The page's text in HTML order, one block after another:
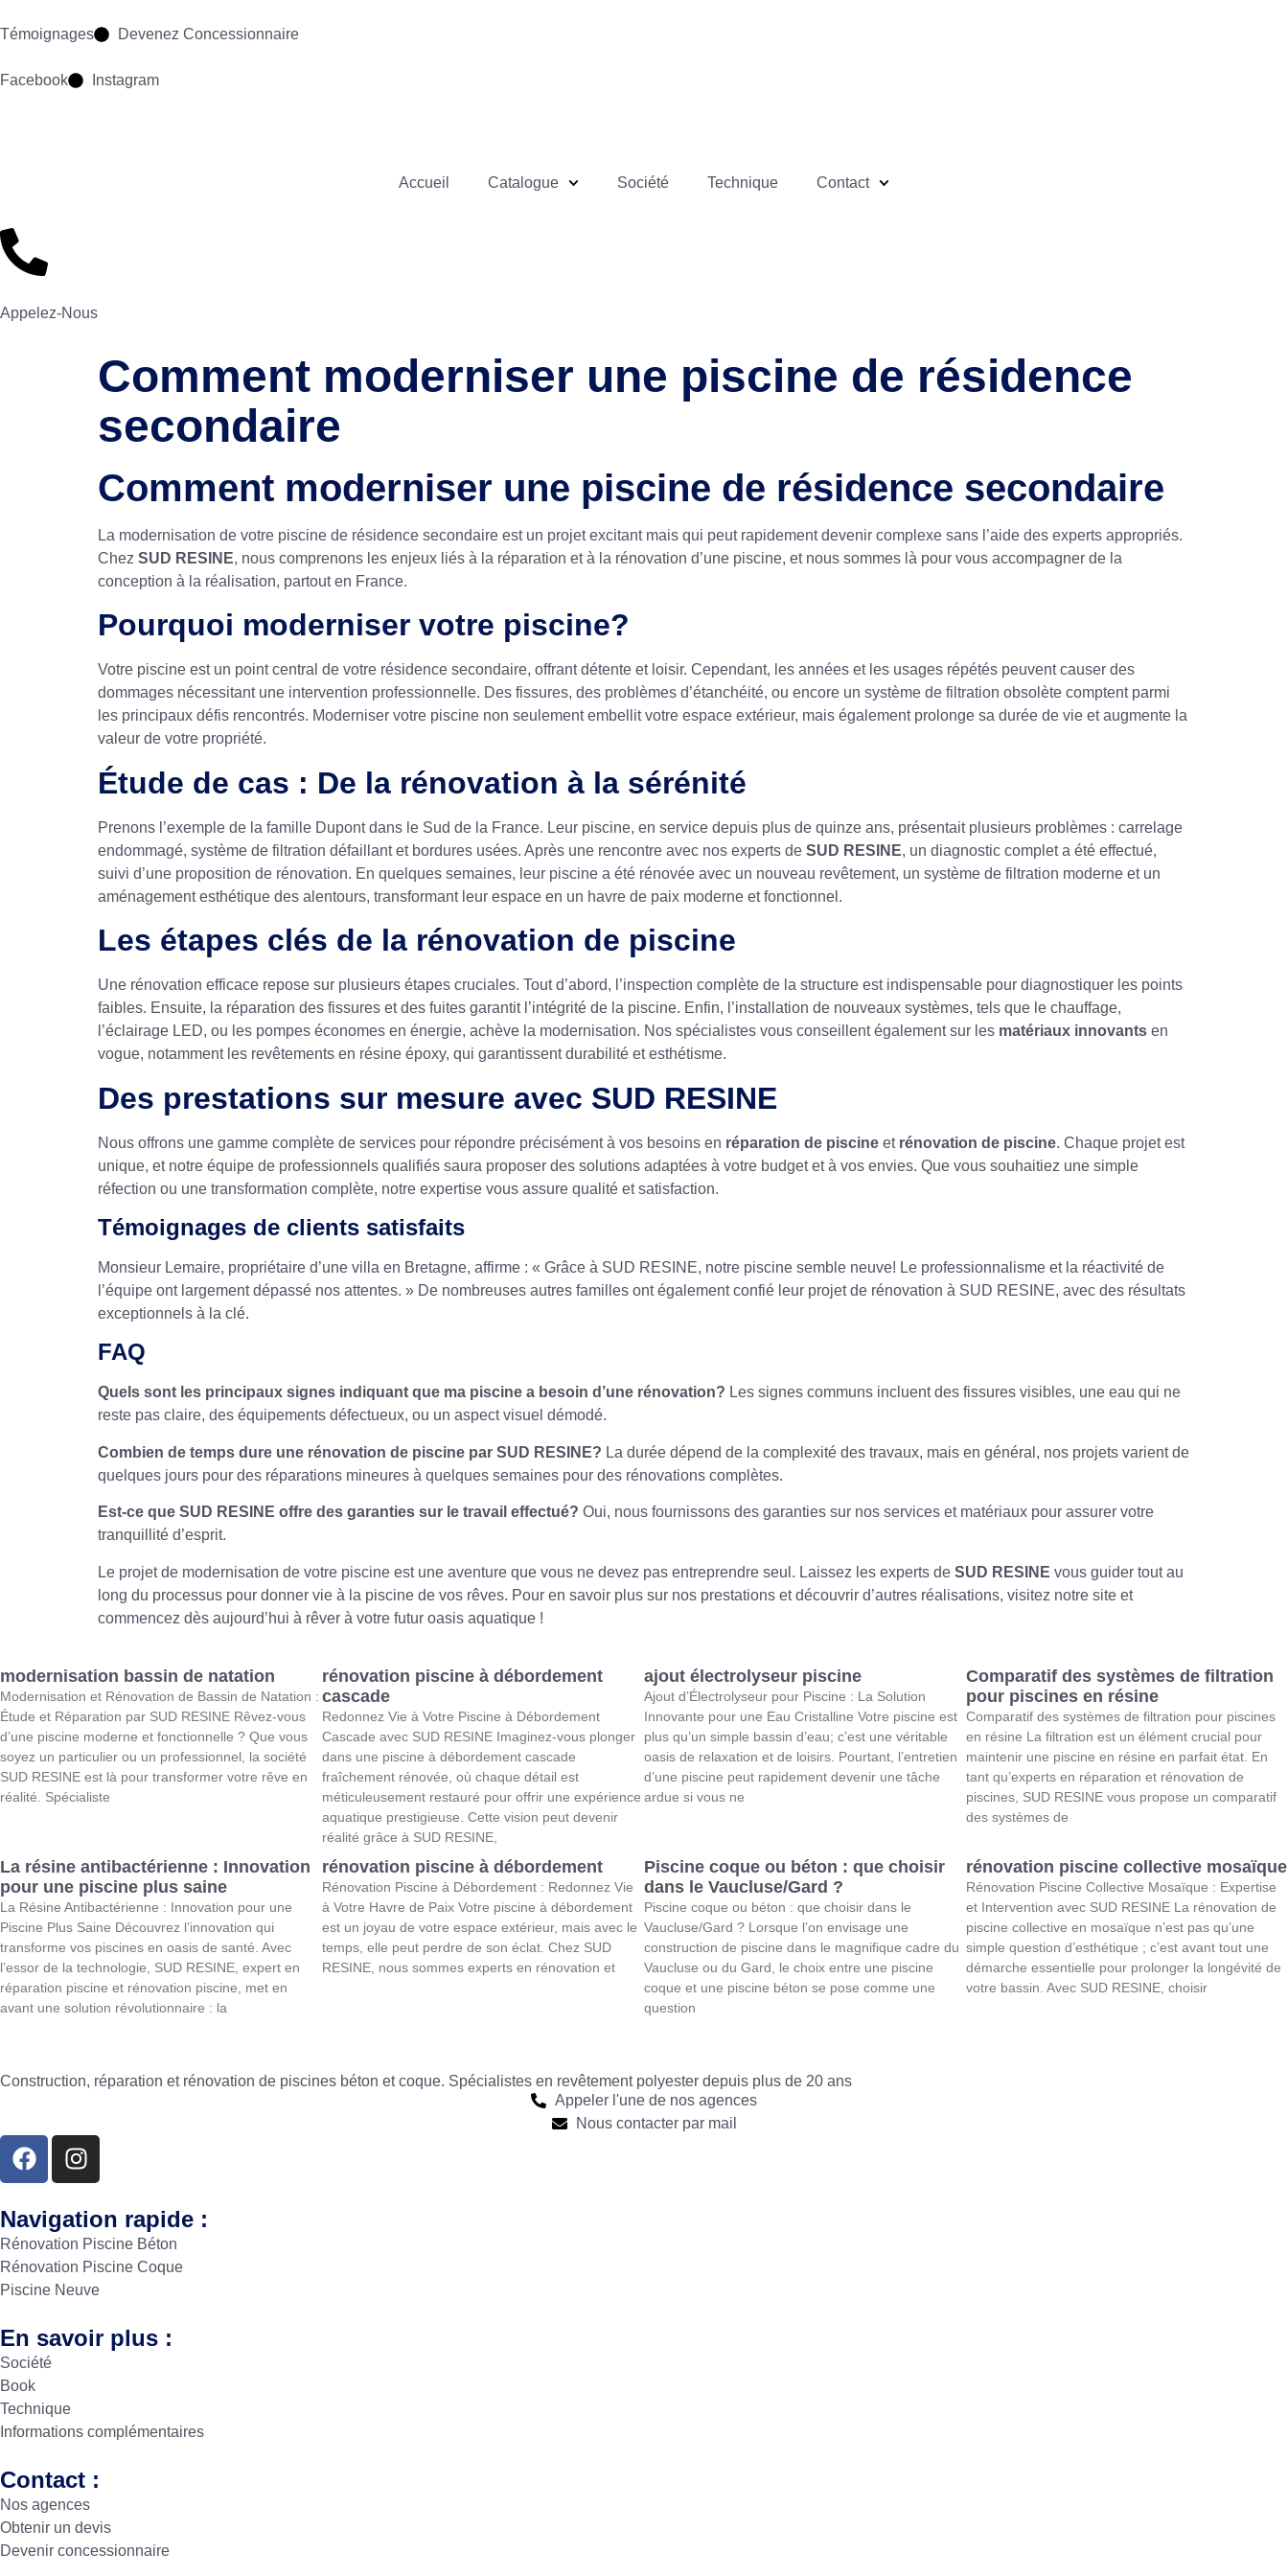
Témoignages Devenez Concessionnaire
Facebook Instagram
Accueil Catalogue Société Technique Contact
Appelez-Nous
Comment moderniser une piscine de résidence
secondaire
Comment moderniser une piscine de résidence secondaire
La modernisation de votre piscine de résidence secondaire est un projet excitant mais qui peut rapidement devenir complexe sans l’aide des experts appropriés.
Chez SUD RESINE, nous comprenons les enjeux liés à la réparation et à la rénovation d’une piscine, et nous sommes là pour vous accompagner de la
conception à la réalisation, partout en France.
Pourquoi moderniser votre piscine?
Votre piscine est un point central de votre résidence secondaire, offrant détente et loisir. Cependant, les années et les usages répétés peuvent causer des
dommages nécessitant une intervention professionnelle. Des fissures, des problèmes d’étanchéité, ou encore un système de filtration obsolète comptent parmi
les principaux défis rencontrés. Moderniser votre piscine non seulement embellit votre espace extérieur, mais également prolonge sa durée de vie et augmente la
valeur de votre propriété.
Étude de cas : De la rénovation à la sérénité
Prenons l’exemple de la famille Dupont dans le Sud de la France. Leur piscine, en service depuis plus de quinze ans, présentait plusieurs problèmes : carrelage
endommagé, système de filtration défaillant et bordures usées. Après une rencontre avec nos experts de SUD RESINE, un diagnostic complet a été effectué,
suivi d’une proposition de rénovation. En quelques semaines, leur piscine a été rénovée avec un nouveau revêtement, un système de filtration moderne et un
aménagement esthétique des alentours, transformant leur espace en un havre de paix moderne et fonctionnel.
Les étapes clés de la rénovation de piscine
Une rénovation efficace repose sur plusieurs étapes cruciales. Tout d’abord, l’inspection complète de la structure est indispensable pour diagnostiquer les points
faibles. Ensuite, la réparation des fissures et des fuites garantit l’intégrité de la piscine. Enfin, l’installation de nouveaux systèmes, tels que le chauffage,
l’éclairage LED, ou les pompes économes en énergie, achève la modernisation. Nos spécialistes vous conseillent également sur les matériaux innovants en
vogue, notamment les revêtements en résine époxy, qui garantissent durabilité et esthétisme.
Des prestations sur mesure avec SUD RESINE
Nous offrons une gamme complète de services pour répondre précisément à vos besoins en réparation de piscine et rénovation de piscine. Chaque projet est
unique, et notre équipe de professionnels qualifiés saura proposer des solutions adaptées à votre budget et à vos envies. Que vous souhaitiez une simple
réfection ou une transformation complète, notre expertise vous assure qualité et satisfaction.
Témoignages de clients satisfaits
Monsieur Lemaire, propriétaire d’une villa en Bretagne, affirme : « Grâce à SUD RESINE, notre piscine semble neuve! Le professionnalisme et la réactivité de
l’équipe ont largement dépassé nos attentes. » De nombreuses autres familles ont également confié leur projet de rénovation à SUD RESINE, avec des résultats
exceptionnels à la clé.
FAQ
Quels sont les principaux signes indiquant que ma piscine a besoin d’une rénovation? Les signes communs incluent des fissures visibles, une eau qui ne
reste pas claire, des équipements défectueux, ou un aspect visuel démodé.
Combien de temps dure une rénovation de piscine par SUD RESINE? La durée dépend de la complexité des travaux, mais en général, nos projets varient de
quelques jours pour des réparations mineures à quelques semaines pour des rénovations complètes.
Est-ce que SUD RESINE offre des garanties sur le travail effectué? Oui, nous fournissons des garanties sur nos services et matériaux pour assurer votre
tranquillité d’esprit.
Le projet de modernisation de votre piscine est une aventure que vous ne devez pas entreprendre seul. Laissez les experts de SUD RESINE vous guider tout au
long du processus pour donner vie à la piscine de vos rêves. Pour en savoir plus sur nos prestations et découvrir d’autres réalisations, visitez notre site et
commencez dès aujourd’hui à rêver à votre futur oasis aquatique !
modernisation bassin de natation
Modernisation et Rénovation de Bassin de Natation :
Étude et Réparation par SUD RESINE Rêvez-vous
d’une piscine moderne et fonctionnelle ? Que vous
soyez un particulier ou un professionnel, la société
SUD RESINE est là pour transformer votre rêve en
réalité. Spécialiste
rénovation piscine à débordement
cascade
Redonnez Vie à Votre Piscine à Débordement
Cascade avec SUD RESINE Imaginez-vous plonger
dans une piscine à débordement cascade
fraîchement rénovée, où chaque détail est
méticuleusement restauré pour offrir une expérience
aquatique prestigieuse. Cette vision peut devenir
réalité grâce à SUD RESINE,
ajout électrolyseur piscine
Ajout d’Électrolyseur pour Piscine : La Solution
Innovante pour une Eau Cristalline Votre piscine est
plus qu’un simple bassin d’eau; c’est une véritable
oasis de relaxation et de loisirs. Pourtant, l’entretien
d’une piscine peut rapidement devenir une tâche
ardue si vous ne
Comparatif des systèmes de filtration
pour piscines en résine
Comparatif des systèmes de filtration pour piscines
en résine La filtration est un élément crucial pour
maintenir une piscine en résine en parfait état. En
tant qu’experts en réparation et rénovation de
piscines, SUD RESINE vous propose un comparatif
des systèmes de
La résine antibactérienne : Innovation
pour une piscine plus saine
La Résine Antibactérienne : Innovation pour une
Piscine Plus Saine Découvrez l’innovation qui
transforme vos piscines en oasis de santé. Avec
l’essor de la technologie, SUD RESINE, expert en
réparation piscine et rénovation piscine, met en
avant une solution révolutionnaire : la
rénovation piscine à débordement
Rénovation Piscine à Débordement : Redonnez Vie
à Votre Havre de Paix Votre piscine à débordement
est un joyau de votre espace extérieur, mais avec le
temps, elle peut perdre de son éclat. Chez SUD
RESINE, nous sommes experts en rénovation et
Piscine coque ou béton : que choisir
dans le Vaucluse/Gard ?
Piscine coque ou béton : que choisir dans le
Vaucluse/Gard ? Lorsque l’on envisage une
construction de piscine dans le magnifique cadre du
Vaucluse ou du Gard, le choix entre une piscine
coque et une piscine béton se pose comme une
question
rénovation piscine collective mosaïque
Rénovation Piscine Collective Mosaïque : Expertise
et Intervention avec SUD RESINE La rénovation de
piscine collective en mosaïque n’est pas qu’une
simple question d’esthétique ; c’est avant tout une
démarche essentielle pour prolonger la longévité de
votre bassin. Avec SUD RESINE, choisir
Construction, réparation et rénovation de piscines béton et coque. Spécialistes en revêtement polyester depuis plus de 20 ans
Appeler l'une de nos agences
Nous contacter par mail
Navigation rapide :
Rénovation Piscine Béton
Rénovation Piscine Coque
Piscine Neuve
En savoir plus :
Société
Book
Technique
Informations complémentaires
Contact :
Nos agences
Obtenir un devis
Devenir concessionnaire